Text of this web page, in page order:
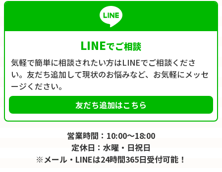
LINEでご相談
気軽で簡単に相談されたい方はLINEでご相談くださ
い。友だち追加して現状のお悩みなど、お気軽にメッセ
ージください。
友だち追加はこちら
営業時間：10:00～18:00
定休日：水曜・日祝日
※メール・LINEは24時間365日受付可能！